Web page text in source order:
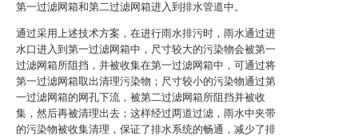
第一过滤网箱和第二过滤网箱进入到排水管道中。
通过采用上述技术方案，在进行雨水排污时，雨水通过进
水口进入到第一过滤网箱中，尺寸较大的污染物会被第一
过滤网箱所阻挡，并被收集在第一过滤网箱中，可通过将
第一过滤网箱取出清理污染物；尺寸较小的污染物通过第
一过滤网箱的网孔下流，被第二过滤网箱所阻挡并被收
集，然后再被清理出去；这样经过两道过滤，雨水中夹带
的污染物被收集清理，保证了排水系统的畅通，减少了排